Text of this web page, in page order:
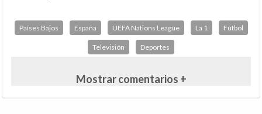
Países Bajos España UEFA Nations League La 1 Fútbol
Televisión Deportes
Mostrar comentarios +